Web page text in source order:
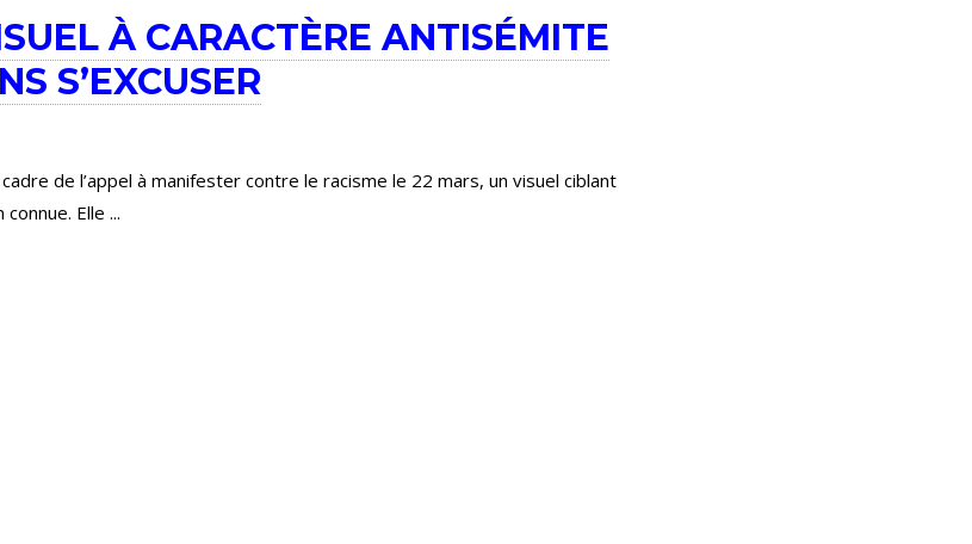
À CARACTÈRE ANTISÉMITE
S’EXCUSER
de l’appel à manifester contre le racisme le 22 mars, un visuel ciblant
Elle